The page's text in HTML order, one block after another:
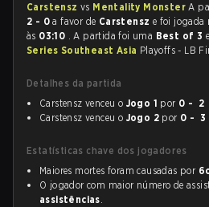
Carstensz vs Mentality MonsterA
2 - 0 a favor de Carstensz e foi jogada
às 03:10 . A partida foi uma Best of 3
Series Southeast Asia Playoffs - LB
Detalhes da partida
Carstensz venceu o Jogo 1 por 0 - 2
Carstensz venceu o Jogo 2 por 0 - 3
Estatísticas chave dos jogadores
Maiores mortes foram causadas por
O jogador com maior número de
assistências.